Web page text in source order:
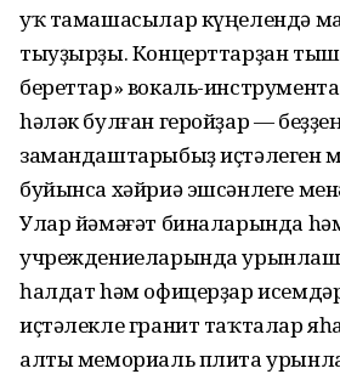
уҡ тамашасылар күңелендә
тыуҙырҙы. Концерттарҙан
береттар» вокаль-
hәләк булған геройҙар —
замандаштарыбыҙ иҫтәлеген
буйынса хәйриә эшсәнлеге
Улар йәмәғәт биналарында
учреждениеларында
һалдат hәм офицерҙар
иҫтәлекле гранит таҡталар
алты мемориаль плита